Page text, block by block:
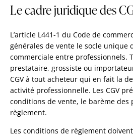
Le cadre juridique des
L’article L441-1 du Code de
générales de vente le socle unique
commerciale entre professionnels.
prestataire, grossiste ou
CGV à tout acheteur qui en fait la
activité professionnelle. Les CGV
conditions de vente, le barème des
règlement.
Les conditions de règlement